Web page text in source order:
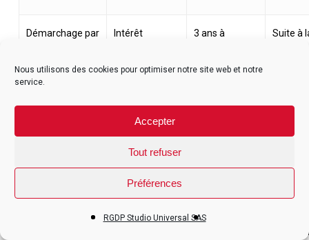
Nous utilisons des cookies pour optimiser notre site web et notre
service.
Accepter
Tout refuser
Préférences
RGDP Studio Universal SAS
Démarchage par
Téléphone
SMS
Intérêt
Consentement
3 ans à
Suite à
par